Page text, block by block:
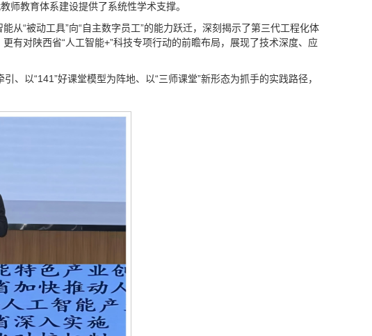
教育体系建设提供了系统性学术支撑。
“被动工具”向“自主数字员工”的能力跃迁，深刻揭示了第三代工程化体
有对陕西省“人工智能+”科技专项行动的前瞻布局，展现了技术深度、应
以“141”好课堂模型为阵地、以“三师课堂”新形态为抓手的实践路径，